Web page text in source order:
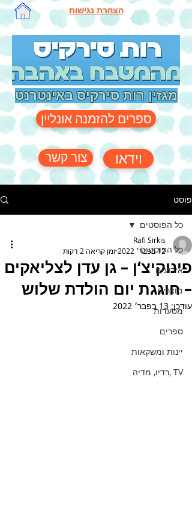
הצהרת נגישות
מגזין רות סירקיס באינטרנט
ספרים להזמנה אונליין
צור קשר וידאו
פוסט
כל הפוסטים
אירועים
מוצרים
מסעדות
ספרים
יינות ומשקאות
TV ,רדיו, מדיה
כל הפוסטים
פינוקיצ‘ן – גן עדן לצליאקים
– חוגגת יום הולדת שלוש
Rafi Sirkis
12 בפבר׳ 2022
זמן קריאה 2 דקות
עודכן: 13 בפבר׳ 2022